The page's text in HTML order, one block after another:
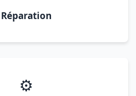
Réparation
⚙️